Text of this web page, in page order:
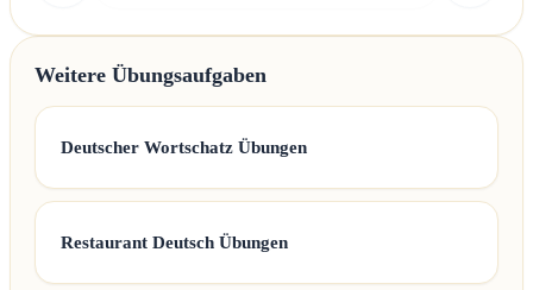
Weitere Übungsaufgaben
Deutscher Wortschatz Übungen
Restaurant Deutsch Übungen